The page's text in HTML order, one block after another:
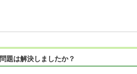
問題は解決しましたか？